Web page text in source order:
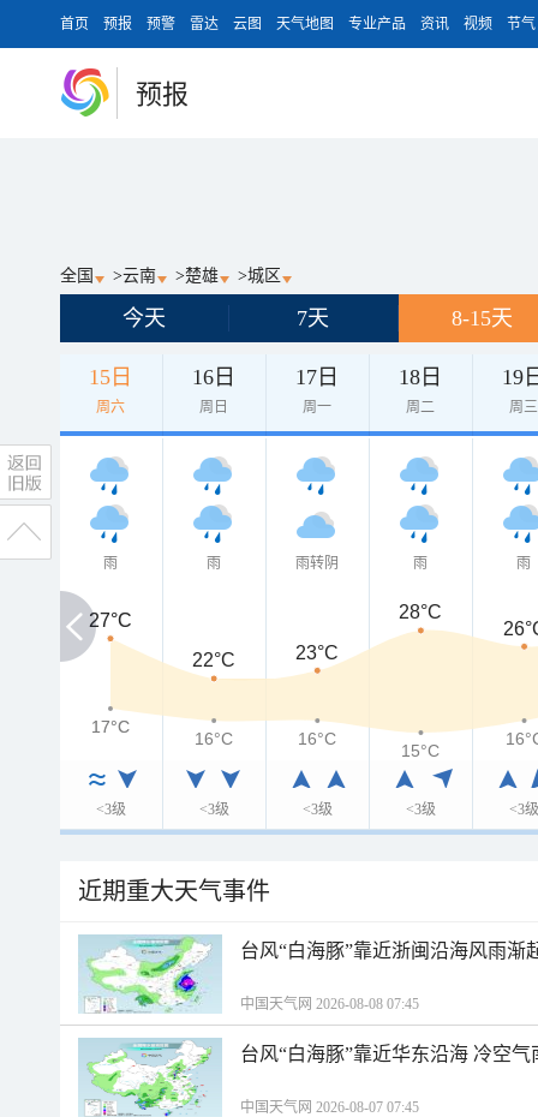
首页 预报 预警 雷达 云图 天气地图 专业产品 资讯 视频 节气
预报
全国 >云南 >楚雄 >城区
今天 7天 8-15天
15日
周六
16日
周日
17日
周一
18日
周二
19
周三
雨
<3级
雨
<3级
雨转阴
<3级
雨
<3级
雨
<3级
27°C
27°C
22°C 23°C
28°C
17°C
17°C
16°C 16°C
15°C
近期重大天气事件
台风“白海豚”靠近浙闽沿海风雨渐
中国天气网 2026-08-08 07:45
台风“白海豚”靠近华东沿海 冷空
中国天气网 2026-08-07 07:45